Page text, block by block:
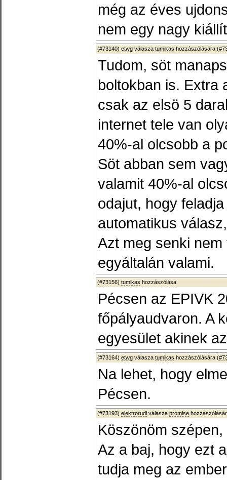
még az éves
nem egy nagy
(#73140) etwg válasza tumikas hozzászólására (
Tudom, söt
boltokban is. Extra
csak az elsö 5
internet tele van
40%-al olcsobb a
Söt abban sem
valamit 40%-al
odajut, hogy
automatikus
Azt meg senki
egyáltalán valami.
(#73156) tumikas hozzászólása
Pécsen az EPIVK
főpályaudvaron. A
egyesület akinek
(#73164) etwg válasza tumikas hozzászólására (
Na lehet, hogy
Pécsen.
(#73193) elektrorudi válasza promise
Köszönöm
Az a baj, hogy ezt
tudja meg az